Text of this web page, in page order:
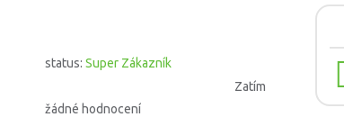
status: Super Zákazník
Zatím
žádné hodnocení